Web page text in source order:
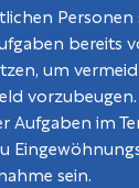
bereits
um
vorzubeugen.
Aufgaben im
sein.